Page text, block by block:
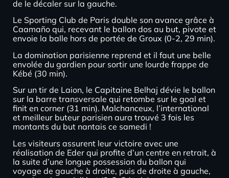
de le décaler sur la gauche.
Le Sporting Club de Paris double son avance grâce à
Caamaño qui, recevant le ballon dos au but, pivote et
envoie la balle hors de portée de Groux (0-2, 29 min).
La domination parisienne reprend et il faut une belle
envolée du gardien pour sortir une lourde frappe de
Kébé (30 min).
Sur un tir de Laion, le Capitaine Belhaj dévie le ballon
sur la barre transversale qui retombe sur le goal et
finit en corner (31 min). Malchanceux, l’international
et meilleur buteur parisien aura trouvé 3 fois les
montants du but nantais ce samedi !
Les visiteurs assurent leur victoire avec une
réalisation de Eder qui profite d’un centre en retrait, à
la suite d’une longue possession du ballon qui
voyage de gauche à droite, puis de droite à gauche,